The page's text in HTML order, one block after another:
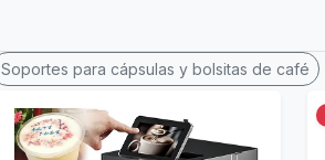
Soportes para cápsulas y bolsitas de café